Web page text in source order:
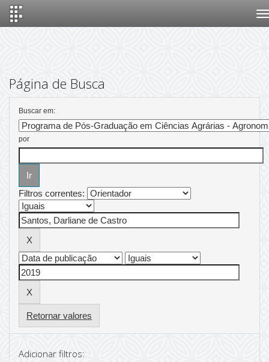
Página de Busca
Buscar em:
por
Filtros correntes:
Retornar valores
Adicionar filtros: